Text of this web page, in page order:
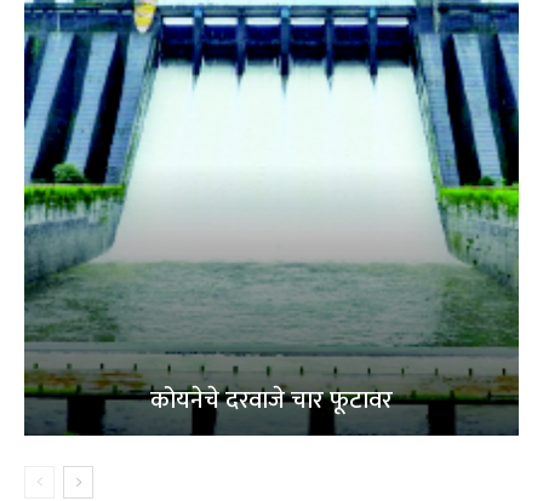
कोयनेचे दरवाजे चार फूटावर